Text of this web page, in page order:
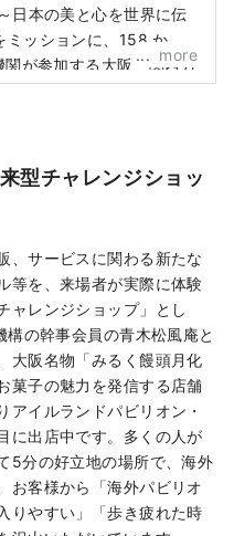
日本の美と心を世界に伝
ミッションに、158 か
が参加する大阪・関西万
、「日本国際芸術祭」を
being な未来創りに貢
界の国々との多様な文化
市創造機構 /事務局
イン研究所
〒530-0001
目4番5号 毎日新聞ビル
more
型チャレンジショッ
、サービスに関わる新たな
等を、来場者が実際に体験
ャレンジショップ」とし
の幹事会員の青木松風庵と
大阪名物「みるく饅頭月化
菓子の魅力を発信する店舗
アイルランドパビリオン・
に出店中です。多くの人が
5分の好立地の場所で、海外
お客様から「海外パビリオ
りやすい」「歩き疲れた時